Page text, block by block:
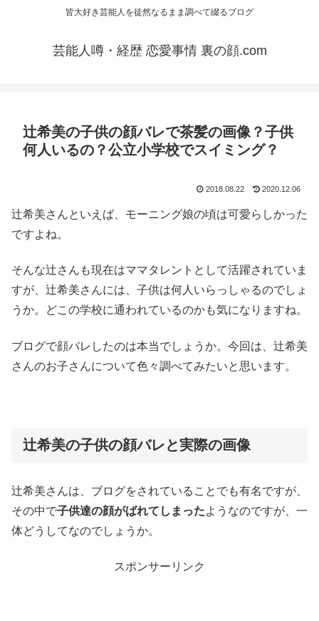
皆大好き芸能人を徒然なるまま調べて綴るブログ
芸能人噂・経歴 恋愛事情 裏の顔.com
辻希美の子供の顔バレで茶髪の画像？子供
何人いるの？公立小学校でスイミング？
2018.08.22 2020.12.06
辻希美さんといえば、モーニング娘の頃は可愛らしかった
ですよね。
そんな辻さんも現在はママタレントとして活躍されていま
すが、辻希美さんには、子供は何人いらっしゃるのでしょ
うか。どこの学校に通われているのかも気になりますね。
ブログで顔バレしたのは本当でしょうか。今回は、辻希美
さんのお子さんについて色々調べてみたいと思います。
辻希美の子供の顔バレと実際の画像
辻希美さんは、ブログをされていることでも有名ですが、
その中で子供達の顔がばれてしまったようなのですが、一
体どうしてなのでしょうか。
スポンサーリンク